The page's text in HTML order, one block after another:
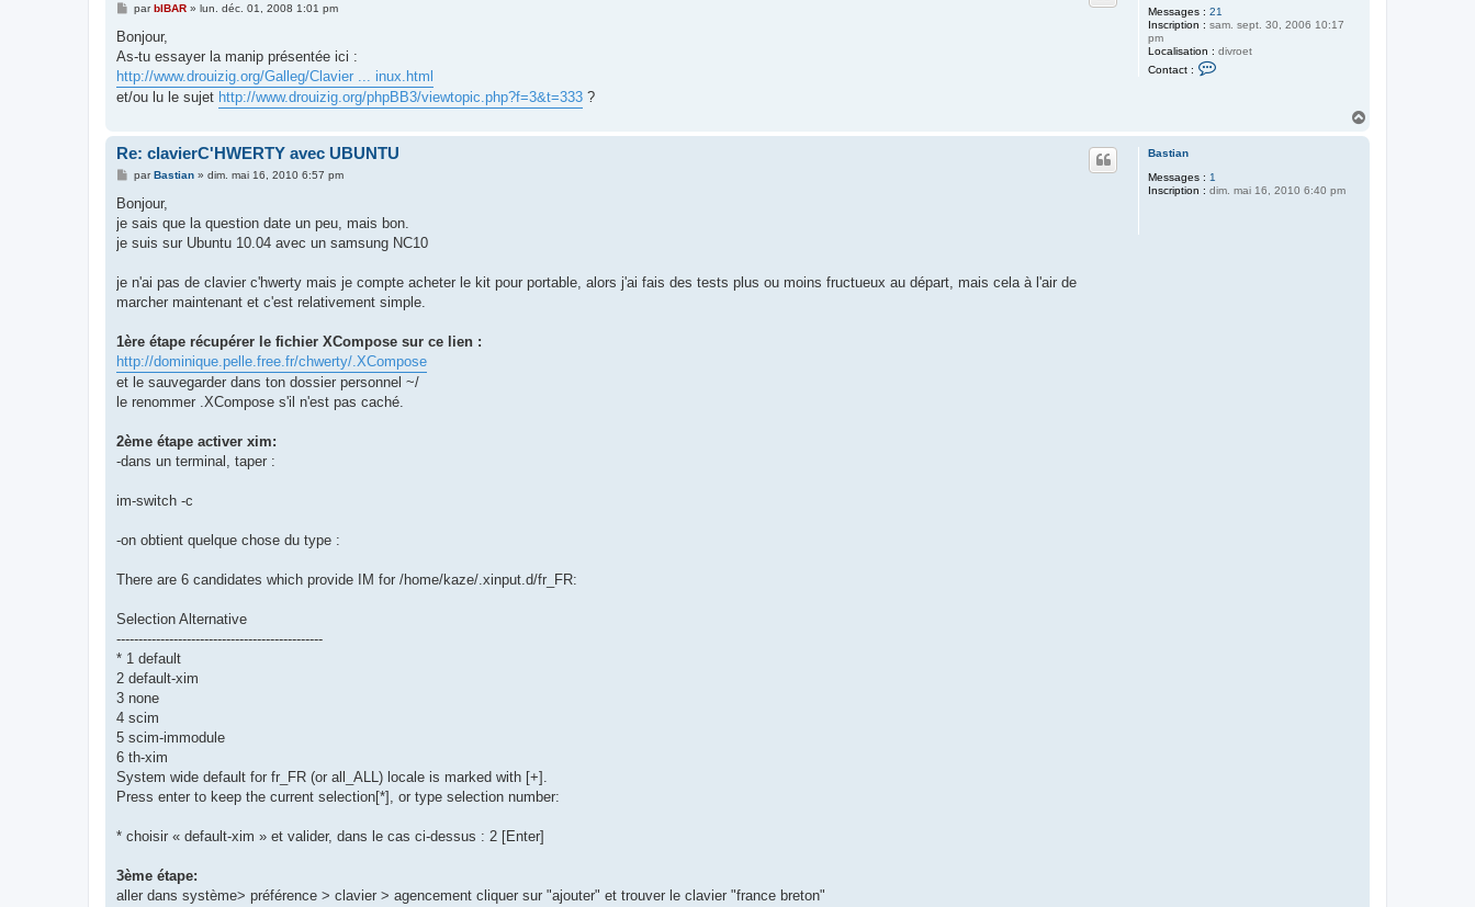
Messages : 21
Inscription : sam. sept. 30, 2006 10:17
pm
Localisation : divroet
Contact :
I
M
s
a
g
e
parbIBAR» lun. déc. 01, 2008 1:01 pm
Bonjour,
As-tu essayer la manip présentée ici :
http://www.drouizig.org/Galleg/Clavier ... inux.html
et/ou lu le sujet http://www.drouizig.org/phpBB3/viewtopic.php?f=3&t=333 ?
Bastian
Messages : 1
Inscription : dim. mai 16, 2010 6:40 pm
Re: clavierC'HWERTY avec UBUNTU
M
s
a
g
parBastian» dim. mai 16, 2010 6:57 pm
Bonjour,
je sais que la question date un peu, mais bon.
je suis sur Ubuntu 10.04 avec un samsung NC10
je n'ai pas de clavier c'hwerty mais je compte acheter le kit pour portable, alors j'ai fais des tests plus ou moins fructueux au départ, mais cela à l'air de
marcher maintenant et c'est relativement simple.
1ère étape récupérer le fichier XCompose sur ce lien :
http://dominique.pelle.free.fr/chwerty/.XCompose
et le sauvegarder dans ton dossier personnel ~/
le renommer .XCompose s'il n'est pas caché.
2ème étape activer xim:
-dans un terminal, taper :
im-switch -c
-on obtient quelque chose du type :
There are 6 candidates which provide IM for /home/kaze/.xinput.d/fr_FR:
Selection Alternative
-----------------------------------------------
* 1 default
2 default-xim
3 none
4 scim
5 scim-immodule
6 th-xim
System wide default for fr_FR (or all_ALL) locale is marked with [+].
Press enter to keep the current selection[*], or type selection number:
* choisir « default-xim » et valider, dans le cas ci-dessus : 2 [Enter]
3ème étape:
aller dans système> préférence > clavier > agencement cliquer sur "ajouter" et trouver le clavier "france breton"